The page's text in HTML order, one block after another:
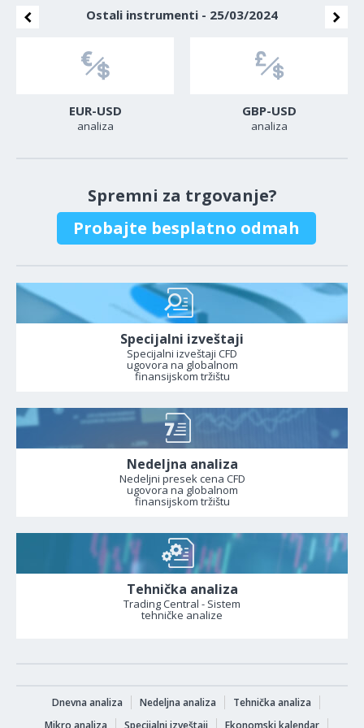
Ostali instrumenti - 25/03/2024
EUR-USD
analiza
GBP-USD
analiza
Spremni za trgovanje?
Probajte besplatno odmah
Specijalni izveštaji
Specijalni izveštaji CFD
ugovora na globalnom
finansijskom tržištu
Nedeljna analiza
Nedeljni presek cena CFD
ugovora na globalnom
finansijskom tržištu
Tehnička analiza
Trading Central - Sistem
tehničke analize
Dnevna analiza Nedeljna analiza
Tehnička analiza
Mikro analiza
Specijalni izveštaji Ekonomski kalendar